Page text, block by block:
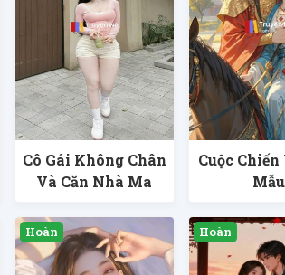
Cô Gái Không Chân
Và Căn Nhà Ma
Cuộc Chiến
Mẫu